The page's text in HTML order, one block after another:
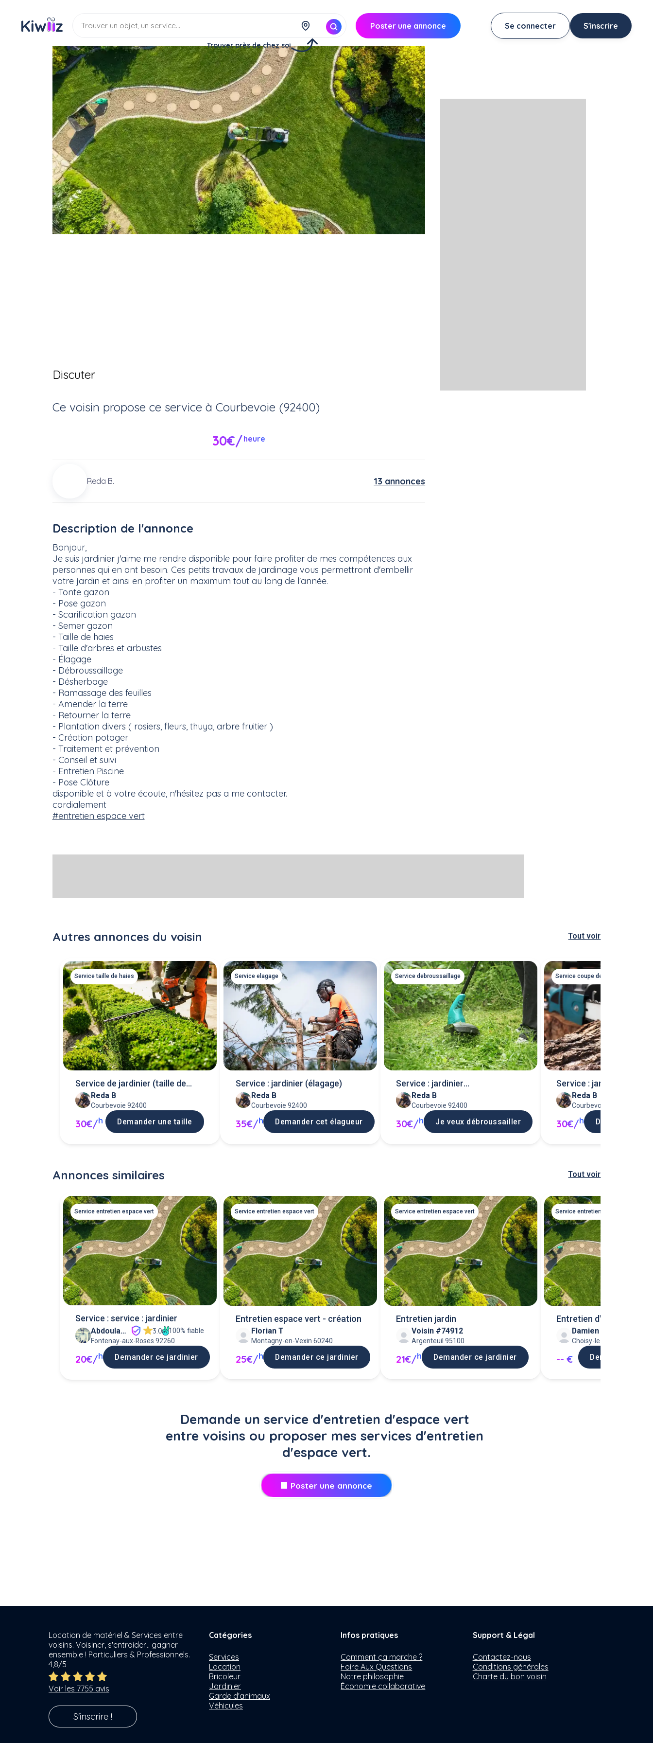
Trouver près de chez soi
Poster une annonce Se connecter S'inscrire
Service Jardinage Espace vert
Service jardinier. Entretien espace vert
Service Entretien espace vert
Discuter
Ce voisin propose ce service à Courbevoie (92400)
30€/heure
Reda B. 13 annonces
Description de l'annonce
Bonjour,
Je suis jardinier j'aime me rendre disponible pour faire profiter de mes compétences aux
personnes qui en ont besoin. Ces petits travaux de jardinage vous permettront d'embellir
votre jardin et ainsi en profiter un maximum tout au long de l'année.
- Tonte gazon
- Pose gazon
- Scarification gazon
- Semer gazon
- Taille de haies
- Taille d'arbres et arbustes
- Élagage
- Débroussaillage
- Désherbage
- Ramassage des feuilles
- Amender la terre
- Retourner la terre
- Plantation divers ( rosiers, fleurs, thuya, arbre fruitier )
- Création potager
- Traitement et prévention
- Conseil et suivi
- Entretien Piscine
- Pose Clôture
disponible et à votre écoute, n'hésitez pas a me contacter.
cordialement
#entretien espace vert
Autres annonces du voisin Tout voir
Service taille de haies
Service de jardinier (taille de
haies)Reda B
Courbevoie 92400
30€/h Demander une taille
Service elagage
Service : jardinier (élagage)
Reda B
Courbevoie 92400
35€/h Demander cet élagueur
Service debroussaillage
Service : jardinier
(débroussaillage)
Reda B
Courbevoie 92400
30€/h Je veux débroussailler
Service coupe de bois
Service : jardinier
bois)Reda B
Courbevoie 92400
30€/h Demander une
Annonces similaires Tout voir
Service entretien espace vert
Service : service : jardinier
Abdoulaye J 3.0
100% fiable
Fontenay-aux-Roses 92260
20€/h Demander ce jardinier
Service entretien espace vert
Entretien espace vert - création
Florian T
Montagny-en-Vexin 60240
25€/h Demander ce jardinier
Service entretien espace vert
Entretien jardin
Voisin #74912
Argenteuil 95100
21€/h Demander ce jardinier
Service entretien espace vert
Entretien d'espace vert
domicile (15 f
Damien B
Choisy-le-Roi 94600
-- € Demander ce
Demande un service d'entretien d'espace vert
entre voisins ou proposer mes services d'entretien
d'espace vert.
Poster une annonce
Location de matériel & Services entre
voisins. Voisiner, s'entraider... gagner
ensemble ! Particuliers & Professionnels.
4,8/5
Voir les 7755 avis
S'inscrire !
Catégories
Services
Location
Bricoleur
Jardinier
Garde d'animaux
Véhicules
Infos pratiques
Comment ça marche ?
Foire Aux Questions
Notre philosophie
Économie collaborative
Support & Légal
Contactez-nous
Conditions générales
Charte du bon voisin